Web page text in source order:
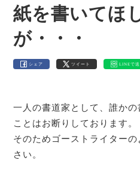
紙を書いてほ
が・・・
シェア ツイート LINEで送
一人の書道家として、誰か
ことはお断りしております。
そのためゴーストライター
さい。